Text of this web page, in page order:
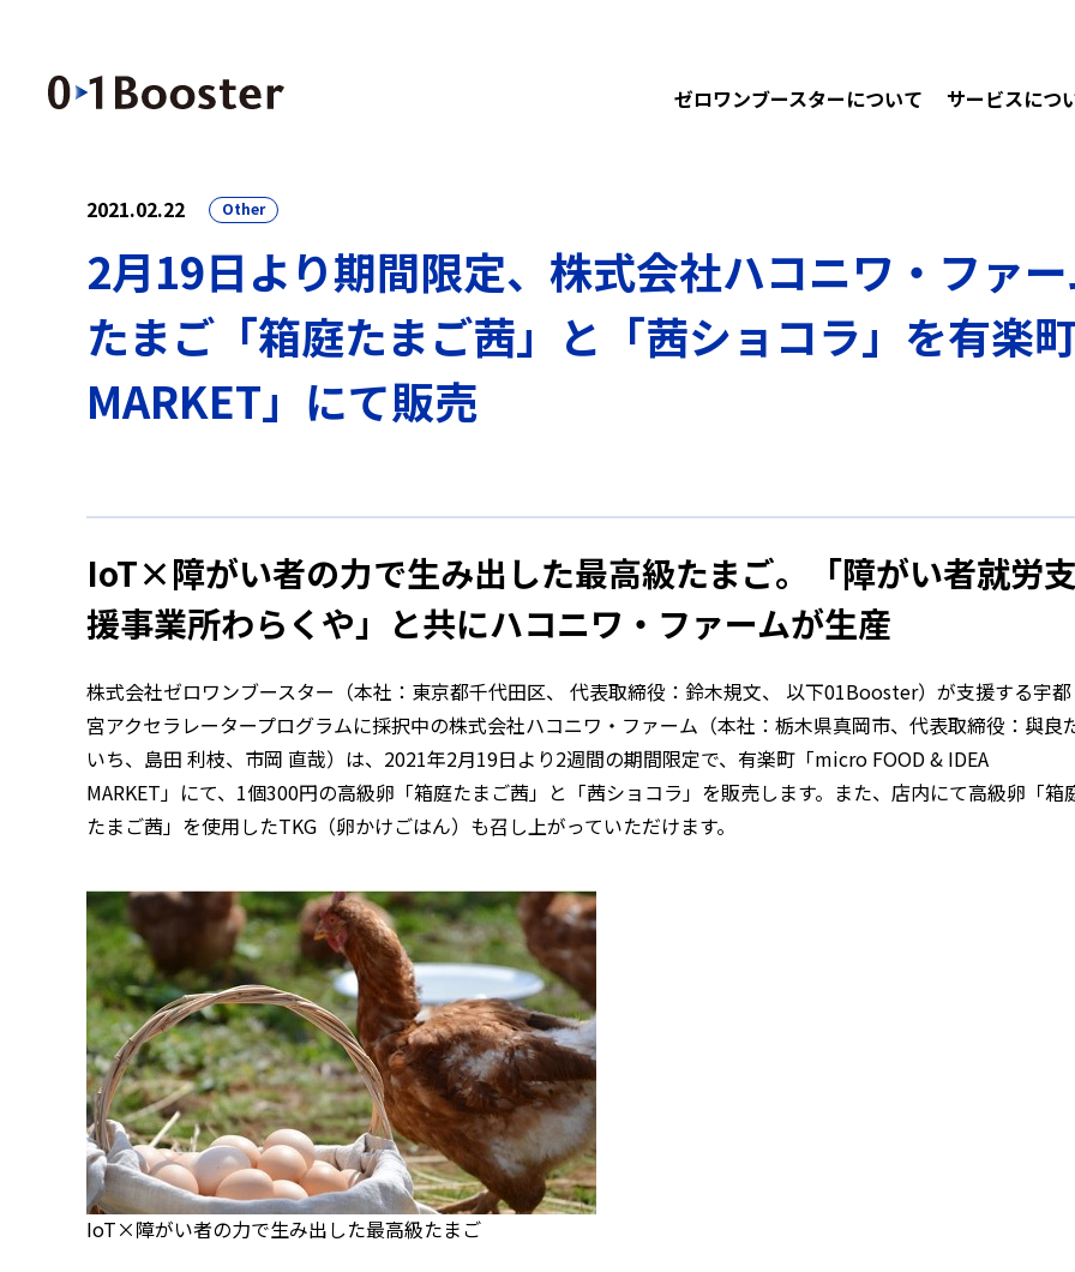
ゼロワンブースターについて サービスにつ
2021.02.22 Other
2月19日より期間限定、株式会社ハコニワ・ファ
たまご「箱庭たまご茜」と「茜ショコラ」を有楽
MARKET」にて販売
IoT×障がい者の力で生み出した最高級たまご。「障がい者就労
援事業所わらくや」と共にハコニワ・ファームが生産
株式会社ゼロワンブースター（本社：東京都千代田区、 代表取締役：鈴木規文、 以下01Booster）が支援する宇都
宮アクセラレータープログラムに採択中の株式会社ハコニワ・ファーム（本社：栃木県真岡市、代表取締役：與良
いち、島田 利枝、市岡 直哉）は、2021年2月19日より2週間の期間限定で、有楽町「micro FOOD & IDEA
MARKET」にて、1個300円の高級卵「箱庭たまご茜」と「茜ショコラ」を販売します。また、店内にて高級卵「箱
たまご茜」を使用したTKG（卵かけごはん）も召し上がっていただけます。
IoT×障がい者の力で生み出した最高級たまご